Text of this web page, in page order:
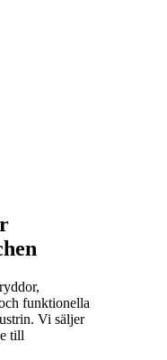
funktionella
Vi säljer
till